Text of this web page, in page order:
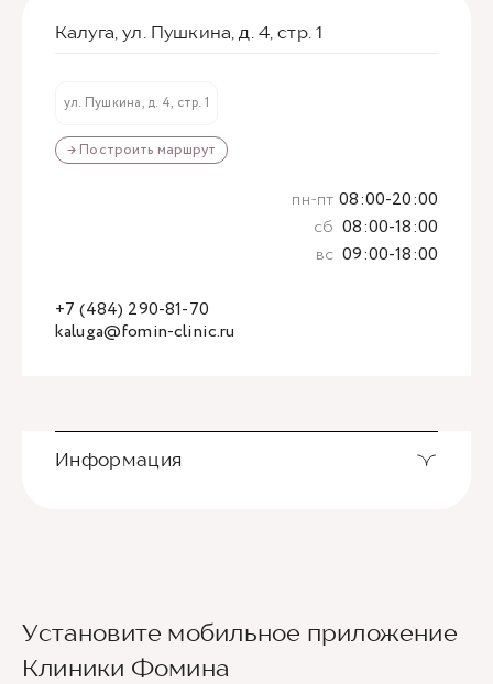
Калуга, ул. Пушкина, д. 4, стр. 1
ул. Пушкина, д. 4, стр. 1
→ Построить маршрут
kaluga@fomin-clinic.ru
+7 (484) 290-81-70
пн-пт 08:00-20:00
сб 08:00-18:00
вс 09:00-18:00
Информация
Ведущие врачи региона
Установите мобильное приложение
Клиники Фомина